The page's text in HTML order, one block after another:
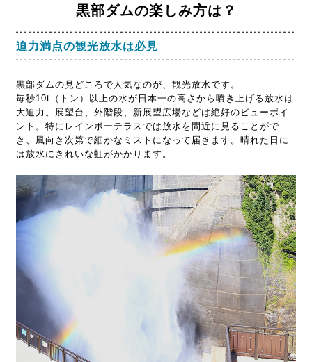
黒部ダムの楽しみ方は？
迫力満点の観光放水は必見
黒部ダムの見どころで人気なのが、観光放水です。
毎秒10t（トン）以上の水が日本一の高さから噴き上げる放水は
大迫力。展望台、外階段、新展望広場などは絶好のビューポイ
ント。特にレインボーテラスでは放水を間近に見ることがで
き、風向き次第で細かなミストになって届きます。晴れた日に
は放水にきれいな虹がかかります。